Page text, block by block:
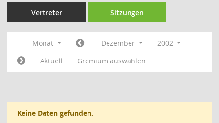
Vertreter Sitzungen
Monat Dezember
2002
Aktuell
Gremium auswählen
Keine Daten gefunden.